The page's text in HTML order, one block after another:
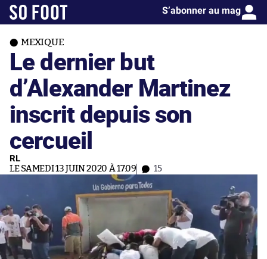
S’abonner au mag
MEXIQUE
Le dernier but
d’Alexander Martinez
inscrit depuis son
cercueil
RL
LE SAMEDI 13 JUIN 2020 À 17:09 15